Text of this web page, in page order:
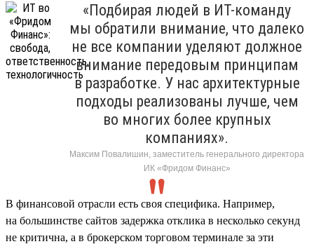
«Подбирая людей в ИТ-команду
мы обратили внимание, что далеко
не все компании уделяют должное
внимание передовым принципам
в разработке. У нас архитектурные
подходы реализованы лучше, чем
во многих более крупных
компаниях».
Максим Повалишин, заместитель генерального директора
ИК «Фридом Финанс»
В финансовой отрасли есть своя специфика. Например,
на большинстве сайтов задержка отклика в несколько секунд
не критична, а в брокерском торговом терминале за эти